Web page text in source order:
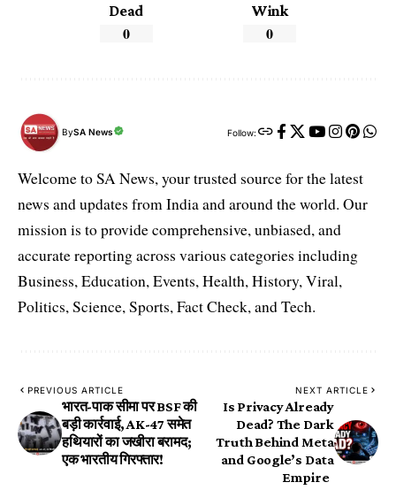
Dead
0
Wink
0
BySA News Follow:
Welcome to SA News, your trusted source for the latest
news and updates from India and around the world. Our
mission is to provide comprehensive, unbiased, and
accurate reporting across various categories including
Business, Education, Events, Health, History, Viral,
Politics, Science, Sports, Fact Check, and Tech.
PREVIOUS ARTICLE
भारत-पाक सीमा पर BSF की
बड़ी कार्रवाई, AK-47 समेत
हथियारों का जखीरा बरामद;
एक भारतीय गिरफ्तार!
NEXT ARTICLE
Is Privacy Already
Dead? The Dark
Truth Behind Meta
and Google’s Data
Empire